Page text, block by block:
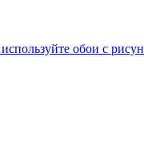
обои с